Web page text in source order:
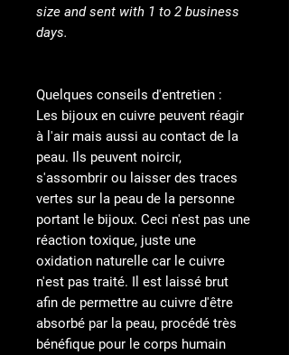
size and sent with 1 to 2 business
days.
Quelques conseils d'entretien :
Les bijoux en cuivre peuvent réagir
à l'air mais aussi au contact de la
peau. Ils peuvent noircir,
s'assombrir ou laisser des traces
vertes sur la peau de la personne
portant le bijoux. Ceci n'est pas une
réaction toxique, juste une
oxidation naturelle car le cuivre
n'est pas traité. Il est laissé brut
afin de permettre au cuivre d'être
absorbé par la peau, procédé très
bénéfique pour le corps humain